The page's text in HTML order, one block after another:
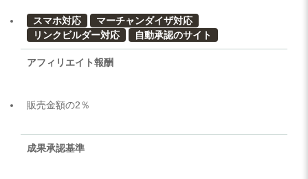
スマホ対応
マーチャンダイザ対応
リンクビルダー対応
自動承認のサイト
アフィリエイト報酬
販売金額の2％
成果承認基準